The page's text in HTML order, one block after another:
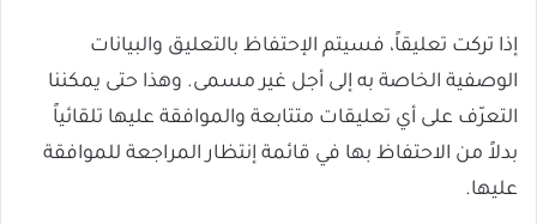
إذا تركت تعليقاً، فسيتم الإحتفاظ بالتعليق والبيانات
الوصفية الخاصة به إلى أجل غير مسمى. وهذا حتى يمكننا
التعرّف على أي تعليقات متتابعة والموافقة عليها تلقائياً
بدلاً من الاحتفاظ بها في قائمة إنتظار المراجعة للموافقة
عليها.